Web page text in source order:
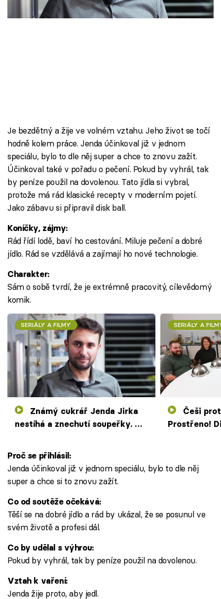
Škola vaření
Přihlášení
Sledujte nás
Je bezdětný a žije ve volném vztahu. Jeho život se točí
hodně kolem práce. Jenda účinkoval již v jednom
speciálu, bylo to dle něj super a chce to znovu zažít.
Účinkoval také v pořadu o pečení. Pokud by vyhrál, tak
by peníze použil na dovolenou. Tato jídla si vybral,
protože má rád klasické recepty v moderním pojetí.
Jako zábavu si připravil disk ball.
Koníčky, zájmy:
Rád řídí lodě, baví ho cestování. Miluje pečení a dobré
jídlo. Rád se vzdělává a zajímají ho nové technologie.
Charakter:
Sám o sobě tvrdí, že je extrémně pracovitý, cílevědomý
komik.
SERIÁLY A FILMY
nestíhá a znechutí soupeřky. V
SERIÁLY A
Prostřeno!
Proč se přihlásil:
Jenda účinkoval již v jednom speciálu, bylo to dle něj
super a chce si to znovu zažít.
Co od soutěže očekává:
Těší se na dobré jídlo a rád by ukázal, že se posunul ve
svém životě a profesi dál.
Co by udělal s výhrou:
Pokud by vyhrál, tak by peníze použil na dovolenou.
Vztah k vaření:
Jenda žije proto, aby jedl.